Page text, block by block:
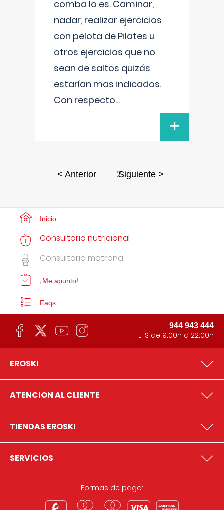
comba lo es. Caminar,
nadar, realizar ejercicios
con pelota de Pilates u
otros ejercicios que no
sean de saltos quizás
estarían mas indicados.
Con respecto...
+
< Anterior 2Siguiente >
Inicio
Consultorio nutricional
Consultorio matrona
¡Me apunto!
Faqs
944 943 444
L-S de 9:00h a 22:00h
EROSKI
ATENCION AL CLIENTE
TIENDAS EROSKI
SERVICIOS
Formas de pago: